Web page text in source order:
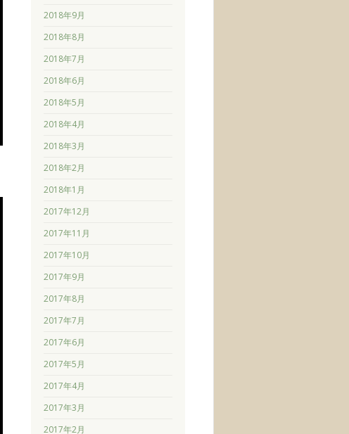
2018年9月
2018年8月
2018年7月
2018年6月
2018年5月
2018年4月
2018年3月
2018年2月
2018年1月
2017年12月
2017年11月
2017年10月
2017年9月
2017年8月
2017年7月
2017年6月
2017年5月
2017年4月
2017年3月
2017年2月